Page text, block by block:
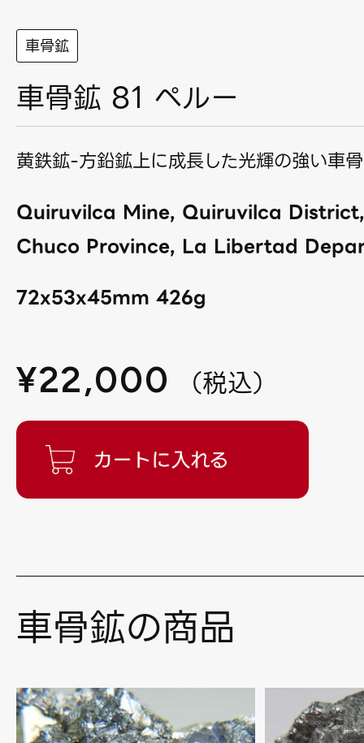
車骨鉱
車骨鉱 81 ペルー
黄鉄鉱-方鉛鉱上に成長した光輝の強い車
Quiruvilca Mine, Quiruvilca
Chuco Province, La Libertad
72x53x45mm 426g
¥22,000 （税込）
車骨鉱の商品